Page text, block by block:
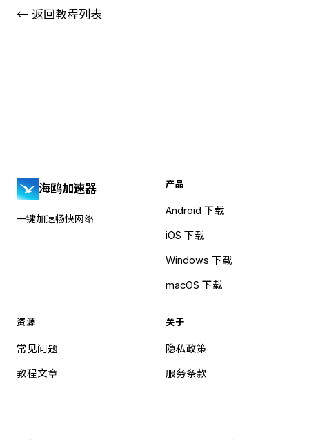
← 返回教程列表
海鸥加速器
一键加速畅快网络
产品
Android 下载
iOS 下载
Windows 下载
macOS 下载
资源
常见问题
教程文章
关于
隐私政策
服务条款